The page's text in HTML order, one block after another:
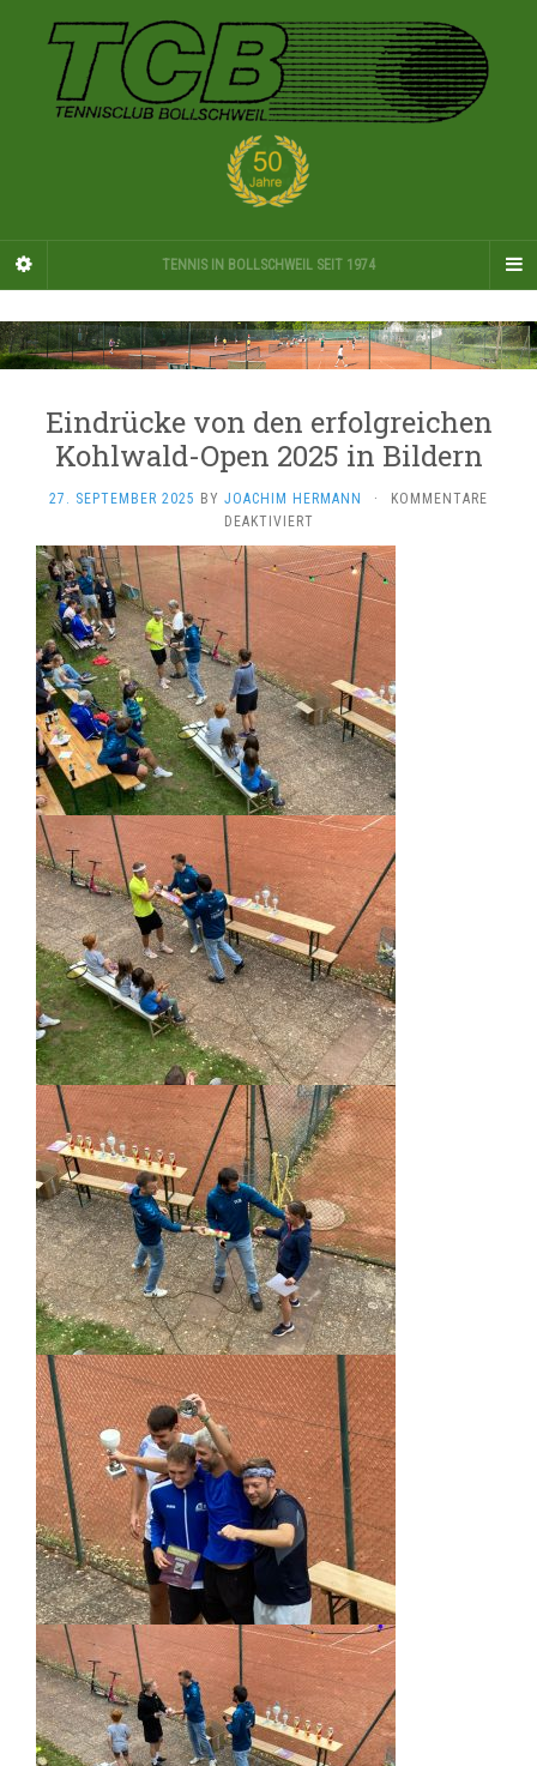
TENNIS IN BOLLSCHWEIL SEIT 1974
Eindrücke von den erfolgreichen
Kohlwald-Open 2025 in Bildern
27. SEPTEMBER 2025 BY JOACHIM HERMANN ·
KOMMENTARE
DEAKTIVIERT
EINDRÜCKE
VON
DEN
ERFOLGREICHEN
KOHLWALD-
OPEN
2025
IN
BILDERN